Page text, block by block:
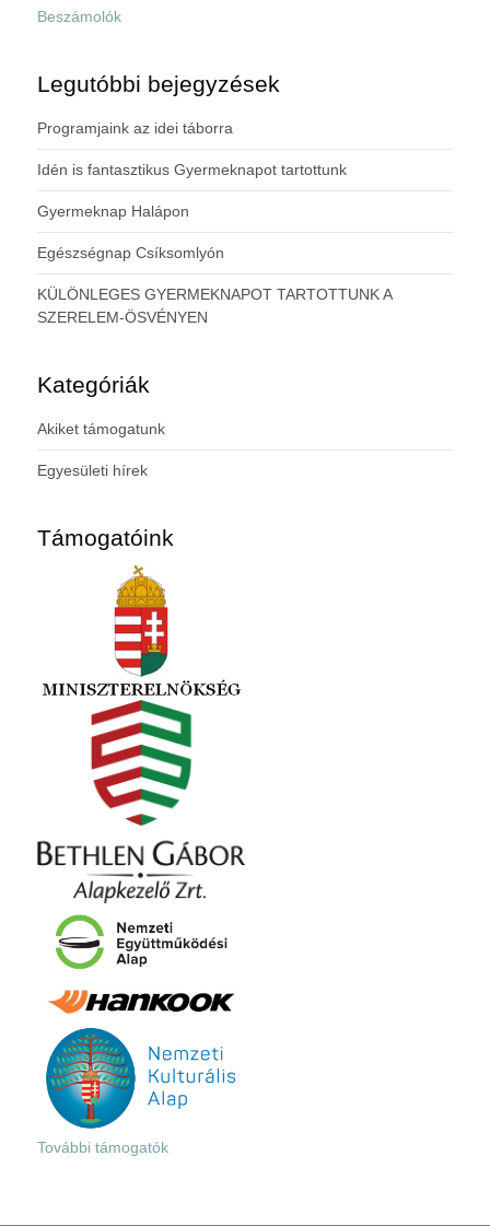
Beszámolók
Legutóbbi bejegyzések
Programjaink az idei táborra
Idén is fantasztikus Gyermeknapot tartottunk
Gyermeknap Halápon
Egészségnap Csíksomlyón
KÜLÖNLEGES GYERMEKNAPOT TARTOTTUNK A
SZERELEM-ÖSVÉNYEN
Kategóriák
Akiket támogatunk
Egyesületi hírek
Támogatóink
További támogatók